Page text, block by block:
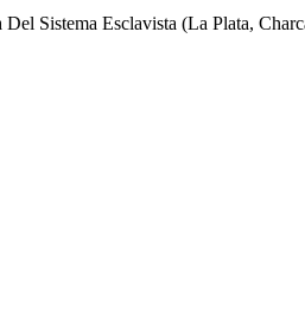
Sistema Esclavista (La Plata,